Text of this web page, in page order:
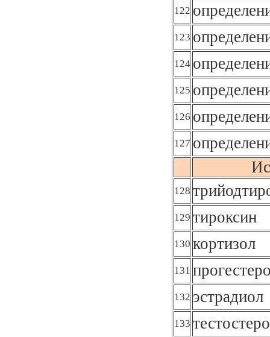
122
123
124
125
126
127
128
129 тироксин
130 кортизол
131
132 эстрадиол
133